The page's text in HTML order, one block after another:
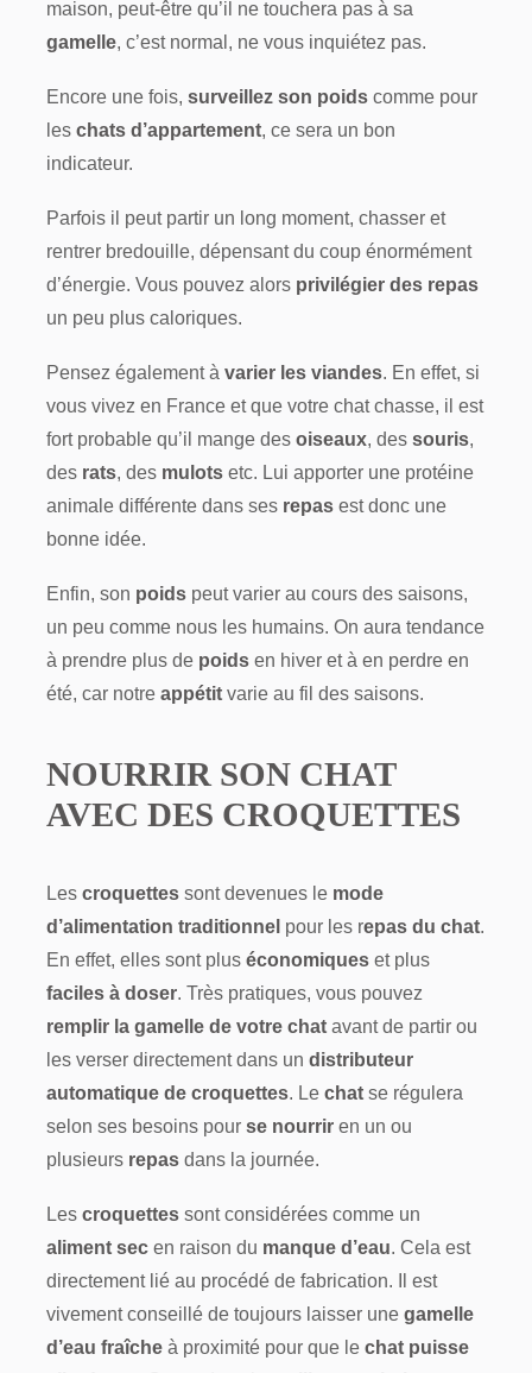
maison, peut-être qu’il ne touchera pas à sa
gamelle, c’est normal, ne vous inquiétez pas.
Encore une fois, surveillez son poids comme pour
les chats d’appartement, ce sera un bon
indicateur.
Parfois il peut partir un long moment, chasser et
rentrer bredouille, dépensant du coup énormément
d’énergie. Vous pouvez alors privilégier des repas
un peu plus caloriques.
Pensez également à varier les viandes. En effet, si
vous vivez en France et que votre chat chasse, il est
fort probable qu’il mange des oiseaux, des souris,
des rats, des mulots etc. Lui apporter une protéine
animale différente dans ses repas est donc une
bonne idée.
Enfin, son poids peut varier au cours des saisons,
un peu comme nous les humains. On aura tendance
à prendre plus de poids en hiver et à en perdre en
été, car notre appétit varie au fil des saisons.
NOURRIR SON CHAT
AVEC DES CROQUETTES
Les croquettes sont devenues le mode
d’alimentation traditionnel pour les repas du chat.
En effet, elles sont plus économiques et plus
faciles à doser. Très pratiques, vous pouvez
remplir la gamelle de votre chat avant de partir ou
les verser directement dans un distributeur
automatique de croquettes. Le chat se régulera
selon ses besoins pour se nourrir en un ou
plusieurs repas dans la journée.
Les croquettes sont considérées comme un
aliment sec en raison du manque d’eau. Cela est
directement lié au procédé de fabrication. Il est
vivement conseillé de toujours laisser une gamelle
d’eau fraîche à proximité pour que le chat puisse